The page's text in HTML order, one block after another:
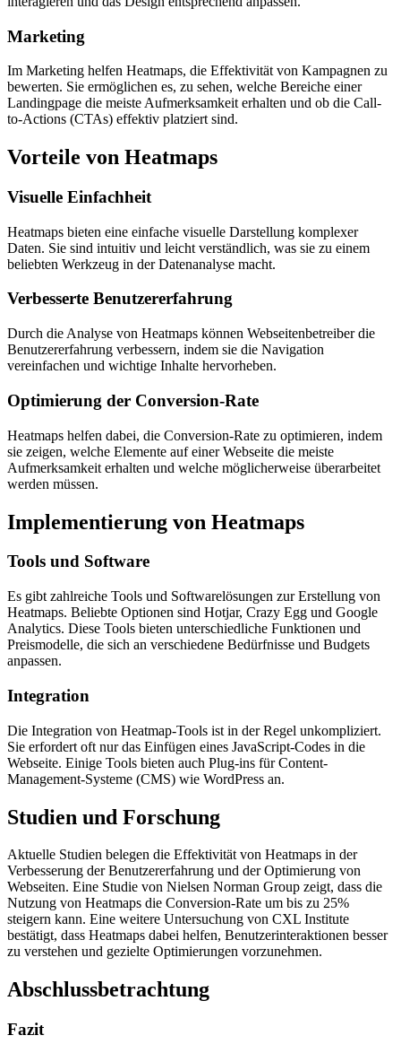
Marketing
Im Marketing helfen Heatmaps, die Effektivität von Kampagnen zu
bewerten. Sie ermöglichen es, zu sehen, welche Bereiche einer
Landingpage die meiste Aufmerksamkeit erhalten und ob die Call-
to-Actions (CTAs) effektiv platziert sind.
Vorteile von Heatmaps
Visuelle Einfachheit
Heatmaps bieten eine einfache visuelle Darstellung komplexer
Daten. Sie sind intuitiv und leicht verständlich, was sie zu einem
beliebten Werkzeug in der Datenanalyse macht.
Verbesserte Benutzererfahrung
Durch die Analyse von Heatmaps können Webseitenbetreiber die
Benutzererfahrung verbessern, indem sie die Navigation
vereinfachen und wichtige Inhalte hervorheben.
Optimierung der Conversion-Rate
Heatmaps helfen dabei, die Conversion-Rate zu optimieren, indem
sie zeigen, welche Elemente auf einer Webseite die meiste
Aufmerksamkeit erhalten und welche möglicherweise überarbeitet
werden müssen.
Implementierung von Heatmaps
Tools und Software
Es gibt zahlreiche Tools und Softwarelösungen zur Erstellung von
Heatmaps. Beliebte Optionen sind Hotjar, Crazy Egg und Google
Analytics. Diese Tools bieten unterschiedliche Funktionen und
Preismodelle, die sich an verschiedene Bedürfnisse und Budgets
anpassen.
Integration
Die Integration von Heatmap-Tools ist in der Regel unkompliziert.
Sie erfordert oft nur das Einfügen eines JavaScript-Codes in die
Webseite. Einige Tools bieten auch Plug-ins für Content-
Management-Systeme (CMS) wie WordPress an.
Studien und Forschung
Aktuelle Studien belegen die Effektivität von Heatmaps in der
Verbesserung der Benutzererfahrung und der Optimierung von
Webseiten. Eine Studie von Nielsen Norman Group zeigt, dass die
Nutzung von Heatmaps die Conversion-Rate um bis zu 25%
steigern kann. Eine weitere Untersuchung von CXL Institute
bestätigt, dass Heatmaps dabei helfen, Benutzerinteraktionen besser
zu verstehen und gezielte Optimierungen vorzunehmen.
Abschlussbetrachtung
Fazit